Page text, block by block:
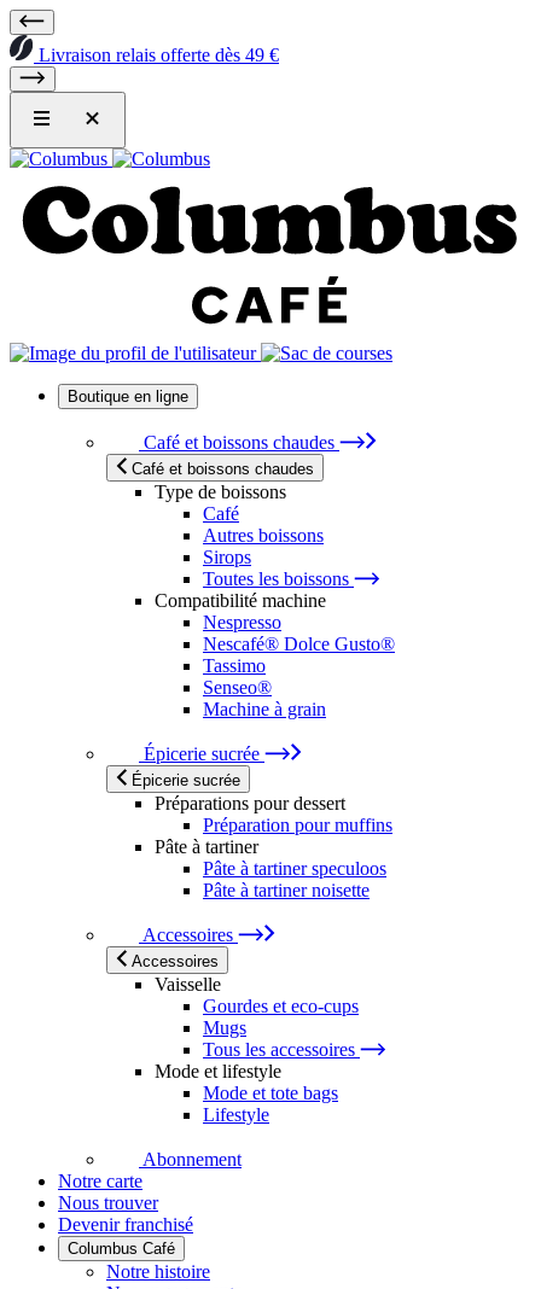
Livraison relais offerte dès 49 €
Boutique en ligne
Café et boissons chaudes
Café et boissons chaudes
Type de boissons
Café
Autres boissons
Sirops
Toutes les boissons
Compatibilité machine
Nespresso
Nescafé® Dolce Gusto®
Tassimo
Senseo®
Machine à grain
Épicerie sucrée
Épicerie sucrée
Préparations pour dessert
Préparation pour muffins
Pâte à tartiner
Pâte à tartiner speculoos
Pâte à tartiner noisette
Accessoires
Accessoires
Vaisselle
Gourdes et eco-cups
Mugs
Tous les accessoires
Mode et lifestyle
Mode et tote bags
Lifestyle
Abonnement
Notre carte
Nous trouver
Devenir franchisé
Columbus Café
Notre histoire